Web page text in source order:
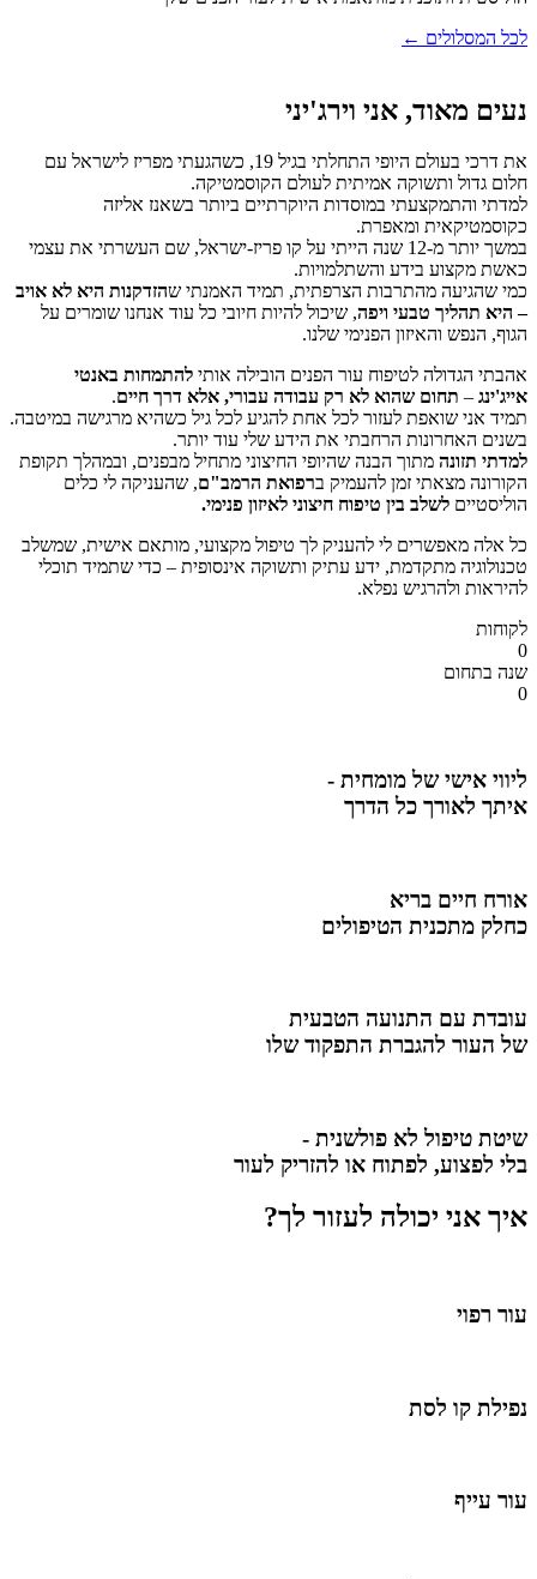
לכל המסלולים ←
נעים מאוד, אני וירג'יני
את דרכי בעולם היופי התחלתי בגיל 19, כשהגעתי מפריז לישראל עם
חלום גדול ותשוקה אמיתית לעולם הקוסמטיקה.
למדתי והתמקצעתי במוסדות היוקרתיים ביותר בשאנז אליזה
כקוסמטיקאית ומאפרת.
במשך יותר מ-12 שנה הייתי על קו פריז-ישראל, שם העשרתי את עצמי
כאשת מקצוע בידע והשתלמויות.
כמי שהגיעה מהתרבות הצרפתית, תמיד האמנתי שהזדקנות היא לא אויב
– היא תהליך טבעי ויפה, שיכול להיות חיובי כל עוד אנחנו שומרים על
הגוף, הנפש והאיזון הפנימי שלנו.
אהבתי הגדולה לטיפוח עור הפנים הובילה אותי להתמחות באנטי
אייג'ינג – תחום שהוא לא רק עבודה עבורי, אלא דרך חיים.
תמיד אני שואפת לעזור לכל אחת להגיע לכל גיל כשהיא מרגישה במיטבה.
בשנים האחרונות הרחבתי את הידע שלי עוד יותר.
למדתי תזונה מתוך הבנה שהיופי החיצוני מתחיל מבפנים, ובמהלך תקופת
הקורונה מצאתי זמן להעמיק ברפואת הרמב"ם, שהעניקה לי כלים
הוליסטיים לשלב בין טיפוח חיצוני לאיזון פנימי.
כל אלה מאפשרים לי להעניק לך טיפול מקצועי, מותאם אישית, שמשלב
טכנולוגיה מתקדמת, ידע עתיק ותשוקה אינסופית – כדי שתמיד תוכלי
להיראות ולהרגיש נפלא.
לקוחות
0
שנה בתחום
0
ליווי אישי של מומחית -
איתך לאורך כל הדרך
אורח חיים בריא
כחלק מתכנית הטיפולים
עובדת עם התנועה הטבעית
של העור להגברת התפקוד שלו
שיטת טיפול לא פולשנית -
בלי לפצוע, לפתוח או להזריק לעור
איך אני יכולה לעזור לך?
עור רפוי
נפילת קו לסת
עור עייף